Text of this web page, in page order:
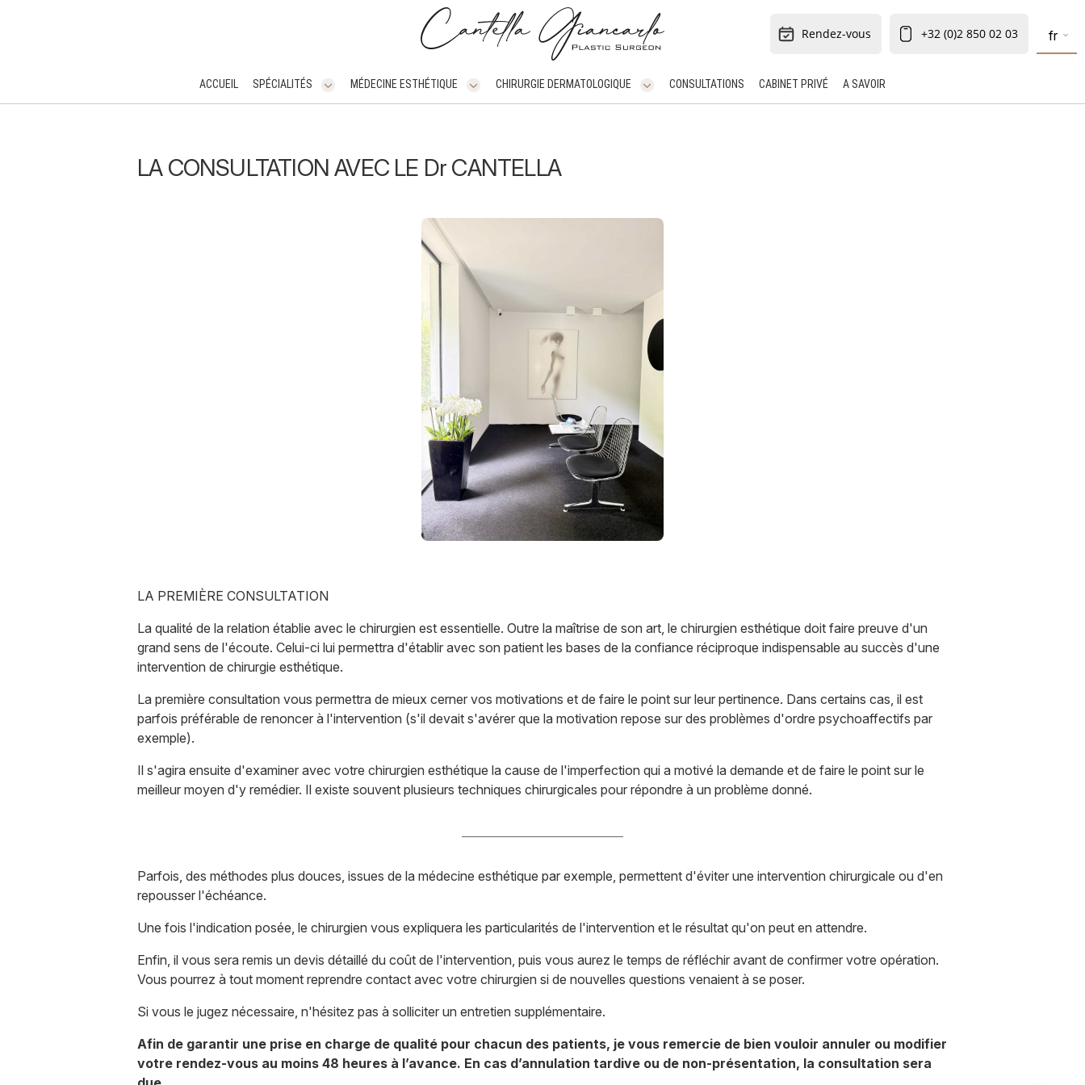
Rendez-vous +32 (0)2 850 02 03 fr
ACCUEIL SPÉCIALITÉS MÉDECINE ESTHÉTIQUE CHIRURGIE DERMATOLOGIQUE CONSULTATIONS CABINET PRIVÉ A SAVOIR
ACCUEIL
MÉDECINE ESTHÉTIQUELA CONSULTATION AVEC LE Dr CANTELLA
LA PREMIÈRE CONSULTATION
La qualité de la relation établie avec le chirurgien est essentielle. Outre la maîtrise de son art, le chirurgien esthétique doit faire preuve d'un
grand sens de l'écoute. Celui-ci lui permettra d'établir avec son patient les bases de la confiance réciproque indispensable au succès d'une
intervention de chirurgie esthétique.
La première consultation vous permettra de mieux cerner vos motivations et de faire le point sur leur pertinence. Dans certains cas, il est
parfois préférable de renoncer à l'intervention (s'il devait s'avérer que la motivation repose sur des problèmes d'ordre psychoaffectifs par
exemple).
Il s'agira ensuite d'examiner avec votre chirurgien esthétique la cause de l'imperfection qui a motivé la demande et de faire le point sur le
meilleur moyen d'y remédier. Il existe souvent plusieurs techniques chirurgicales pour répondre à un problème donné.
Parfois, des méthodes plus douces, issues de la médecine esthétique par exemple, permettent d'éviter une intervention chirurgicale ou d'en
repousser l'échéance.
Une fois l'indication posée, le chirurgien vous expliquera les particularités de l'intervention et le résultat qu'on peut en attendre.
Enfin, il vous sera remis un devis détaillé du coût de l'intervention, puis vous aurez le temps de réfléchir avant de confirmer votre opération.
Vous pourrez à tout moment reprendre contact avec votre chirurgien si de nouvelles questions venaient à se poser.
Si vous le jugez nécessaire, n'hésitez pas à solliciter un entretien supplémentaire.
Afin de garantir une prise en charge de qualité pour chacun des patients, je vous remercie de bien vouloir annuler ou modifier
votre rendez-vous au moins 48 heures à l’avance. En cas d’annulation tardive ou de non-présentation, la consultation sera